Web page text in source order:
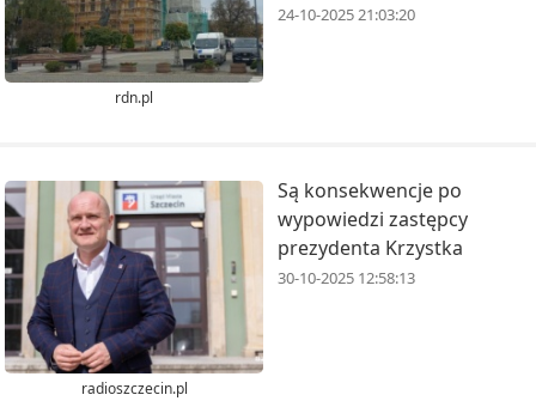
rdn.pl
24-10-2025 21:03:20
radioszczecin.pl
Są konsekwencje po
wypowiedzi zastępcy
prezydenta Krzystka
30-10-2025 12:58:13